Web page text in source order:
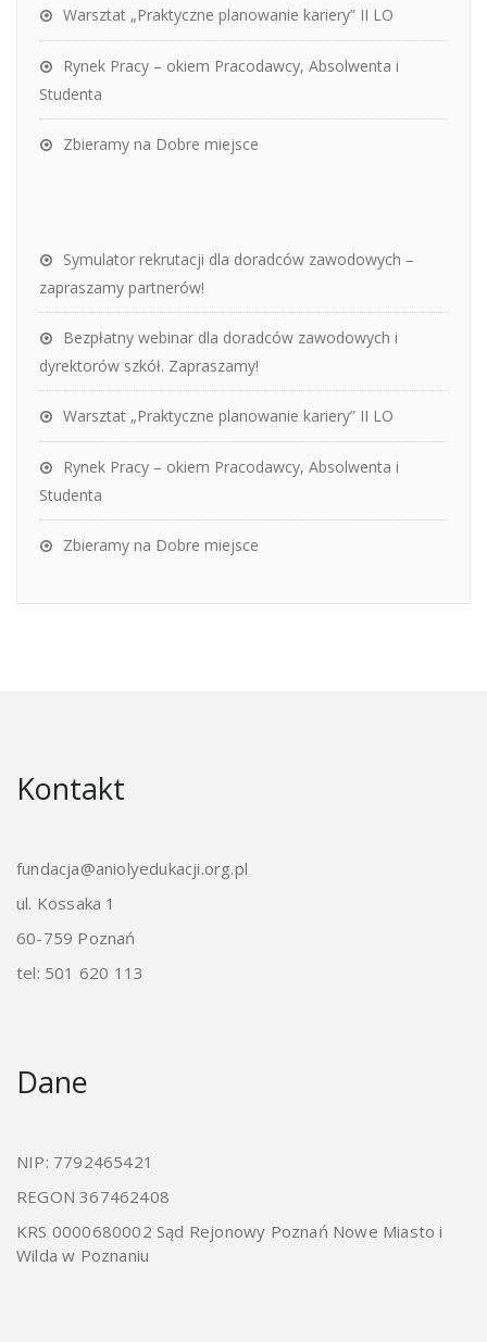
Warsztat „Praktyczne planowanie kariery” II LO
Rynek Pracy – okiem Pracodawcy, Absolwenta i
Studenta
Zbieramy na Dobre miejsce
Symulator rekrutacji dla doradców zawodowych –
zapraszamy partnerów!
Bezpłatny webinar dla doradców zawodowych i
dyrektorów szkół. Zapraszamy!
Warsztat „Praktyczne planowanie kariery” II LO
Rynek Pracy – okiem Pracodawcy, Absolwenta i
Studenta
Zbieramy na Dobre miejsce
Kontakt
fundacja@aniolyedukacji.org.pl
ul. Kossaka 1
60-759 Poznań
tel: 501 620 113
Dane
NIP: 7792465421
REGON 367462408
KRS 0000680002 Sąd Rejonowy Poznań Nowe Miasto i
Wilda w Poznaniu